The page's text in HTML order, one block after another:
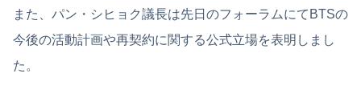
また、パン・シヒョク議長は先日のフォーラムにてBTSの
今後の活動計画や再契約に関する公式立場を表明しまし
た。